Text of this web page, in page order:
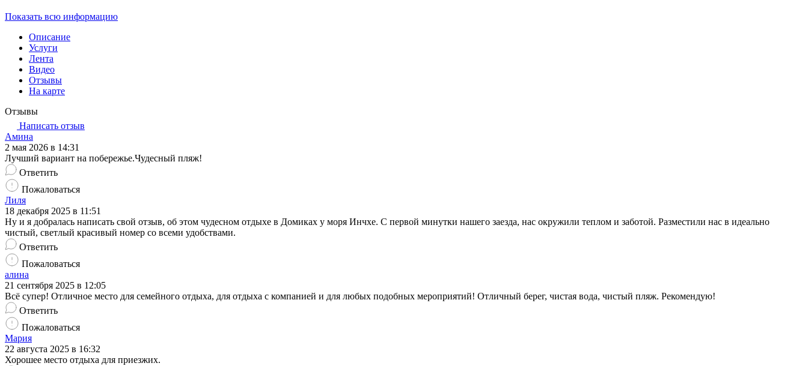
Показать всю информацию
Описание
Услуги
Лента
Видео
Отзывы
На карте
Отзывы
Написать отзыв
Амина
2 мая 2026 в 14:31
Лучший вариант на побережье.Чудесный пляж!
Ответить
Пожаловаться
Лиля
18 декабря 2025 в 11:51
Ну и я добралась написать свой отзыв, об этом чудесном отдыхе в Домиках у моря Инчхе. С первой минутки нашего заезда, нас окружили теплом и заботой. Разместили нас в идеально
чистый, светлый красивый номер со всеми удобствами.
Ответить
Пожаловаться
алина
21 сентября 2025 в 12:05
Всё супер! Отличное место для семейного отдыха, для отдыха с компанией и для любых подобных мероприятий! Отличный берег, чистая вода, чистый пляж. Рекомендую!
Ответить
Пожаловаться
Мария
22 августа 2025 в 16:32
Хорошее место отдыха для приезжих.